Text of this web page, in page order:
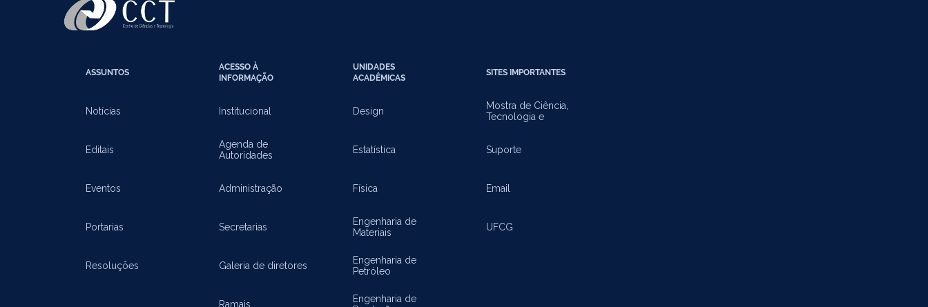
ASSUNTOS
Notícias
Editais
Eventos
Portarias
Resoluções
ACESSO À
INFORMAÇÃO
Institucional
Agenda de
Autoridades
Administração
Secretarias
Galeria de diretores
Ramais
UNIDADES
ACADÊMICAS
Design
Estatística
Física
Engenharia de
Materiais
Engenharia de
Petróleo
Engenharia de
SITES IMPORTANTES
Mostra de Ciência,
Tecnologia e
Suporte
Email
UFCG